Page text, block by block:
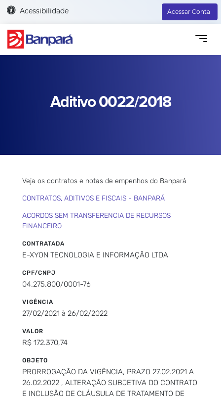
Acessibilidade Acessar Conta
Aditivo 0022/2018
Veja os contratos e notas de empenhos do Banpará
CONTRATOS, ADITIVOS E FISCAIS - BANPARÁ
ACORDOS SEM TRANSFERENCIA DE RECURSOS
FINANCEIRO
CONTRATADA
E-XYON TECNOLOGIA E INFORMAÇÃO LTDA
CPF/CNPJ
04.275.800/0001-76
VIGÊNCIA
27/02/2021 à 26/02/2022
VALOR
R$ 172.370,74
OBJETO
PRORROGAÇÃO DA VIGÊNCIA, PRAZO 27.02.2021 A
26.02.2022 , ALTERAÇÃO SUBJETIVA DO CONTRATO
E INCLUSÃO DE CLÁUSULA DE TRATAMENTO DE